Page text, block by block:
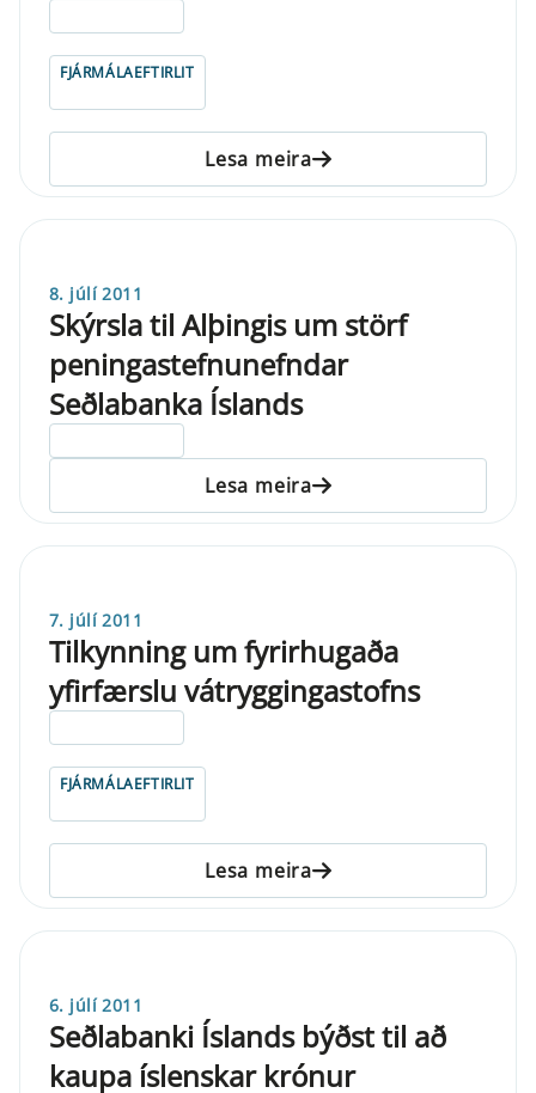
FJÁRMÁLAEFTIRLIT
Lesa meira
8. júlí 2011
Skýrsla til Alþingis um störf
peningastefnunefndar
Seðlabanka Íslands
Lesa meira
7. júlí 2011
Tilkynning um fyrirhugaða
yfirfærslu vátryggingastofns
FJÁRMÁLAEFTIRLIT
Lesa meira
6. júlí 2011
Seðlabanki Íslands býðst til að
kaupa íslenskar krónur